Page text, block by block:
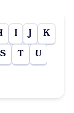
I J K
S T U